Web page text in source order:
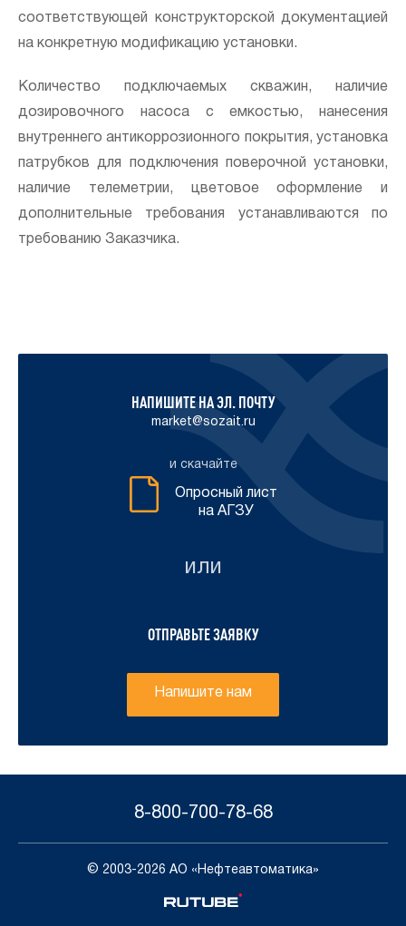
соответствующей конструкторской документацией
на конкретную модификацию установки.
Количество подключаемых скважин, наличие
дозировочного насоса с емкостью, нанесения
внутреннего антикоррозионного покрытия, установка
патрубков для подключения поверочной установки,
наличие телеметрии, цветовое оформление и
дополнительные требования устанавливаются по
требованию Заказчика.
НАПИШИТЕ НА ЭЛ. ПОЧТУ
market@sozait.ru
и скачайте
Опросный лист
на АГЗУ
или
ОТПРАВЬТЕ ЗАЯВКУ
Напишите нам
8-800-700-78-68
© 2003-2026 АО «Нефтеавтоматика»